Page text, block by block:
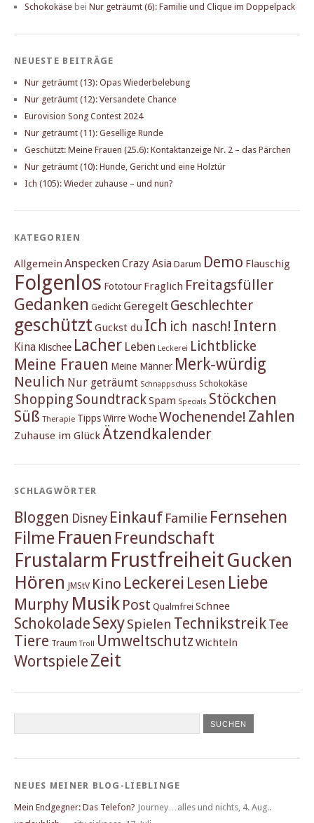
Schokokäse bei Nur geträumt (6): Familie und Clique im Doppelpack
NEUESTE BEITRÄGE
Nur geträumt (13): Opas Wiederbelebung
Nur geträumt (12): Versandete Chance
Eurovision Song Contest 2024
Nur geträumt (11): Gesellige Runde
Geschützt: Meine Frauen (25.6): Kontaktanzeige Nr. 2 – das Pärchen
Nur geträumt (10): Hunde, Gericht und eine Holztür
Ich (105): Wieder zuhause – und nun?
KATEGORIEN
Allgemein Anspecken Crazy Asia Darum Demo Flauschig
Folgenlos Fototour Fraglich Freitagsfüller
Gedanken Gedicht Geregelt Geschlechter
geschützt Guckst du Ich ich nasch! Intern
Kina Klischee Lacher Leben Leckerei Lichtblicke
Meine Frauen Meine Männer Merk-würdig
Neulich Nur geträumt Schnappschuss Schokokäse
Shopping SoundtrackSpam Specials Stöckchen
Süß Therapie TippsWirre WocheWochenende! Zahlen
Zuhause im Glück Ätzendkalender
SCHLAGWÖRTER
Bloggen Disney Einkauf Familie Fernsehen
Filme Frauen Freundschaft
Frustalarm FrustfreiheitGucken
Hören JMStV Kino Leckerei Lesen Liebe
Murphy Musik Post Qualmfrei Schnee
Schokolade SexySpielen Technikstreik Tee
Tiere Traum Troll Umweltschutz Wichteln
Wortspiele Zeit
NEUES MEINER BLOG-LIEBLINGE
Mein Endgegner: Das Telefon? Journey…alles und nichts 4. Aug..